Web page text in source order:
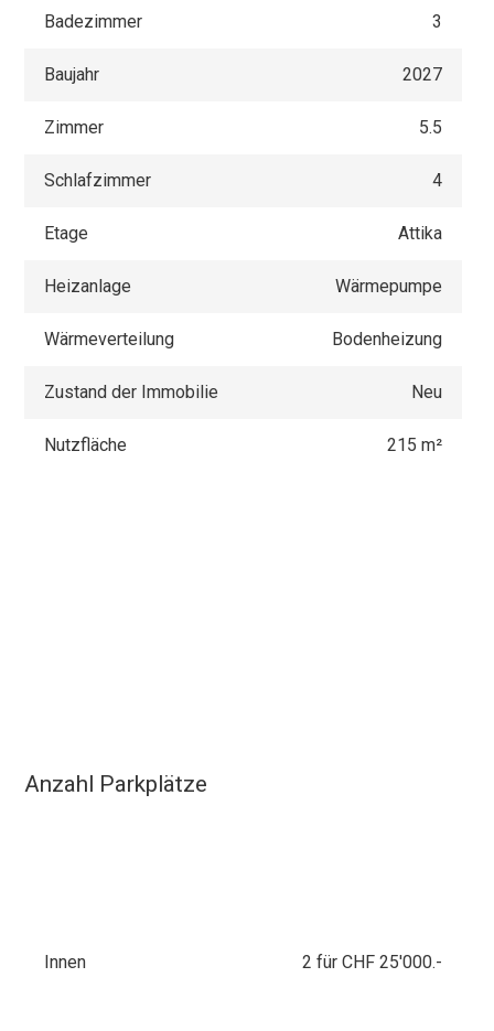
Badezimmer 3
Baujahr 2027
Zimmer 5.5
Schlafzimmer 4
Etage Attika
Heizanlage Wärmepumpe
Wärmeverteilung Bodenheizung
Zustand der Immobilie Neu
Nutzfläche 215 m²
Anzahl Parkplätze
Innen 2 für CHF 25'000.-